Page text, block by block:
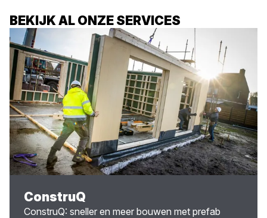
BEKIJK AL ONZE SERVICES
ConstruQ
ConstruQ: sneller en meer bouwen met prefab